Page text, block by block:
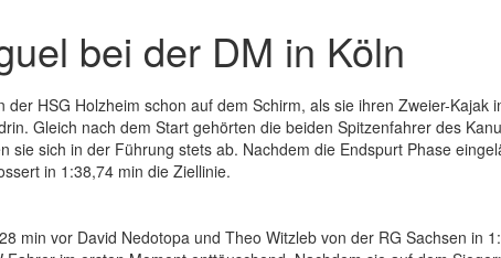
bei der DM in Köln
HSG Holzheim schon auf dem Schirm, als sie ihren Zweier-Kajak
Gleich nach dem Start gehörten die beiden Spitzenfahrer des
sich in der Führung stets ab. Nachdem die Endspurt Phase
in 1:38,74 min die Ziellinie.
min vor David Nedotopa und Theo Witzleb von der RG Sachsen in